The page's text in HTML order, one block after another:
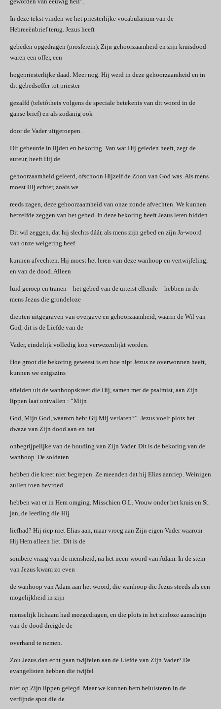
In deze tekst vinden we het priesterlijke vocabularium van de
Hebreeënbrief terug. Jezus heeft
gebeden opgedragen (prosferein). Zijn gehoorzaamheid en zijn kruisdood
waren een offer, een
hogepriesterlijke daad. Meer nog. Hij werd in deze gehoorzaamheid en in
dit gebedsoffer tot priester
gezalfd (teleiôtheis volgens de speciale betekenis van dit woord in de
ganse brief) en als zodanig ook
door de Vader uitgeroepen.
Dit gebeurde in lijden en bekoring. Van wat Hij geleden heeft, zegt de
auteur, heeft Hij de
gehoorzaamheid geleerd, ofschoon Hijzelf de Zoon van God was. Als mens
moest Hij echter, zoals we
reeds zagen, deze gehoorzaamheid van onze zonde afvechten. We kunnen
hetzelfde zeggen van het gebed. In deze bekoring heeft Jezus leren bidden.
Dit wil zeggen, dat hij slechts dáár, als mens zijn gebed en zijn Ja-woord
van onze weigering heef
kunnen afvechten. Hij moest het leren van deze wanhoop en vertwijfeling,
en van de dood. Alleen
luid geroep en tranen – het gebed van de uiterst ellende – hebben in de
mens Jezus die grondeloze
diepten uitgegraven van overgave en gehoorzaamheid, waarin de Wil van
God, dit is de Liefde van de
Vader, eindelijk volledig kon verwezenlijkt worden.
Hoe groot die bekoring geweest is en hoe nipt Jezus ze overwonnen heeft,
kunnen we enigszins
afleiden uit de wanhoopskreet die Hij, samen met de psalmist, aan Zijn
lippen laat ontvallen : “Mijn
God, Mijn God, waarom hebt Gij Mij verlaten?”. Jezus voelt plots het
dwaze van Zijn dood aan en het
onbegrijpelijke van de houding van Zijn Vader. Dit is de bekoring van de
wanhoop. De soldaten
hebben die kreet niet begrepen. Ze meenden dat hij Elias aanriep. Weinigen
zullen toen bevroed
hebben wat er in Hem omging. Misschien O.L. Vrouw onder het kruis en St.
jan, de leerling die Hij
liefhad? Hij riep niet Elias aan, maar vroeg aan Zijn eigen Vader waarom
Hij Hem alleen liet. Dit is de
sombere vraag van de mensheid, na het neen-woord van Adam. In de stem
van Jezus kwam zo even
de wanhoop van Adam aan het woord, die wanhoop die Jezus steeds als een
mogelijkheid in zijn
menselijk lichaam had meegedragen, en die plots in het zinloze aanschijn
van de dood dreigde de
overhand te nemen.
Zou Jezus dan echt gaan twijfelen aan de Liefde van Zijn Vader? De
evangelisten hebben die twijfel
niet op Zijn lippen gelegd. Maar we kunnen hem beluisteren in de
verfijnde spot die de